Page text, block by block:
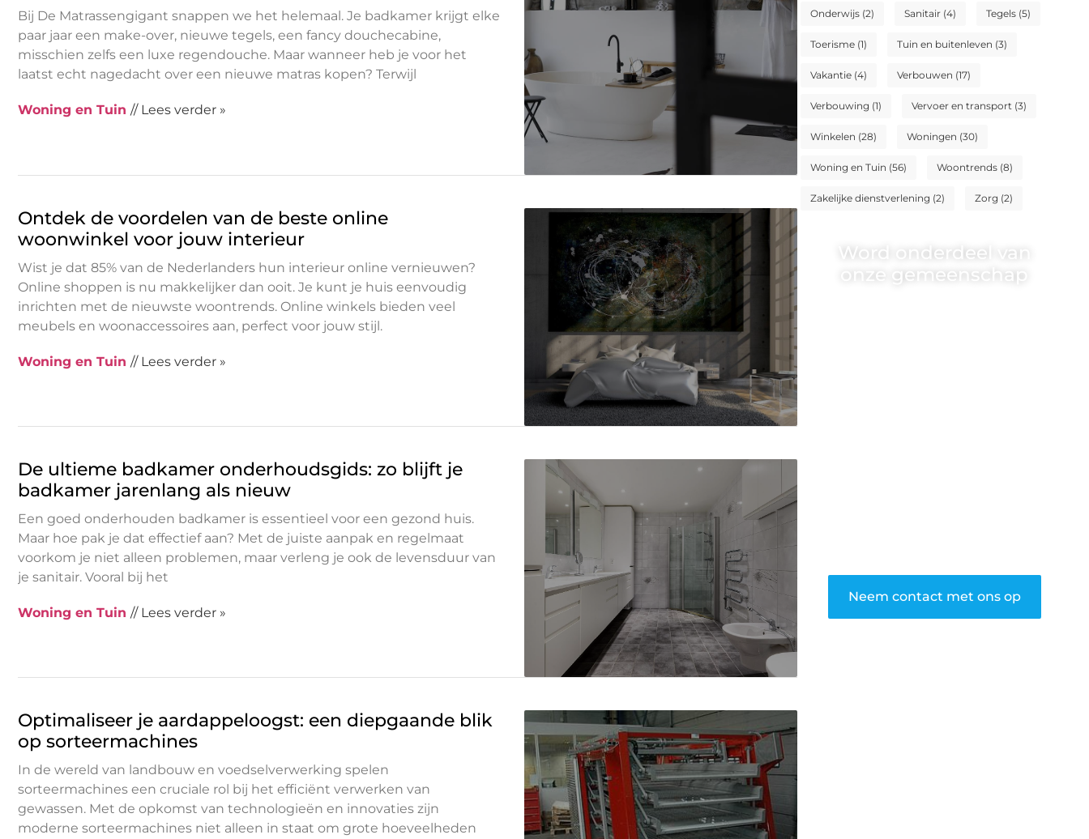
Onderwijs (2) Sanitair (4) Tegels (5)
Toerisme (1) Tuin en buitenleven (3)
Vakantie (4) Verbouwen (17)
Verbouwing (1) Vervoer en transport (3)
Winkelen (28) Woningen (30)
Woning en Tuin (56) Woontrends (8)
Zakelijke dienstverlening (2) Zorg (2)
Word onderdeel van
onze gemeenschap
Neem contact met ons op
Bij De Matrassengigant snappen we het helemaal. Je badkamer krijgt elke
paar jaar een make-over, nieuwe tegels, een fancy douchecabine,
misschien zelfs een luxe regendouche. Maar wanneer heb je voor het
laatst echt nagedacht over een nieuwe matras kopen? Terwijl
Woning en Tuin // Lees verder »
Ontdek de voordelen van de beste online
woonwinkel voor jouw interieur
Wist je dat 85% van de Nederlanders hun interieur online vernieuwen?
Online shoppen is nu makkelijker dan ooit. Je kunt je huis eenvoudig
inrichten met de nieuwste woontrends. Online winkels bieden veel
meubels en woonaccessoires aan, perfect voor jouw stijl.
Woning en Tuin // Lees verder »
De ultieme badkamer onderhoudsgids: zo blijft je
badkamer jarenlang als nieuw
Een goed onderhouden badkamer is essentieel voor een gezond huis.
Maar hoe pak je dat effectief aan? Met de juiste aanpak en regelmaat
voorkom je niet alleen problemen, maar verleng je ook de levensduur van
je sanitair. Vooral bij het
Woning en Tuin // Lees verder »
Optimaliseer je aardappeloogst: een diepgaande blik
op sorteermachines
In de wereld van landbouw en voedselverwerking spelen
sorteermachines een cruciale rol bij het efficiënt verwerken van
gewassen. Met de opkomst van technologieën en innovaties zijn
moderne sorteermachines niet alleen in staat om grote hoeveelheden